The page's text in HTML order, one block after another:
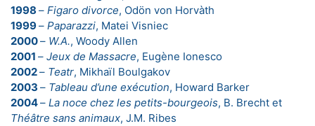
1998 – Figaro divorce, Odön von Horvàth
1999– Paparazzi, Matei Visniec
2000– W.A., Woody Allen
2001 – Jeux de Massacre, Eugène Ionesco
2002– Teatr, Mikhaïl Boulgakov
2003 – Tableau d’une exécution, Howard Barker
2004– La noce chez les petits-bourgeois, B. Brecht et
Théâtre sans animaux, J.M. Ribes